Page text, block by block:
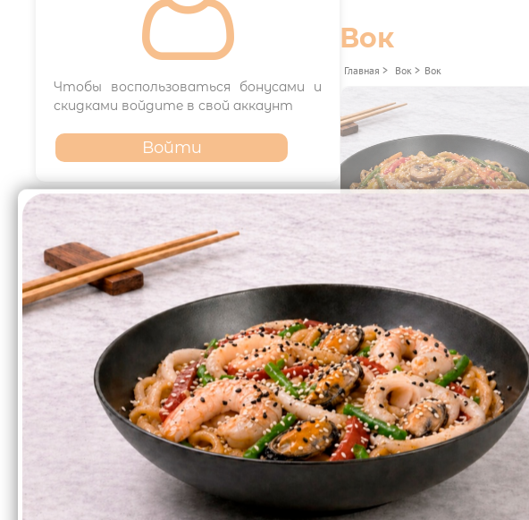
Чтобы воспользоваться бонусами и
скидками войдите в свой аккаунт
Войти
Франшиза
Вок
Главная > Вок > Вок
ВОК с овощами
409₽ Беру